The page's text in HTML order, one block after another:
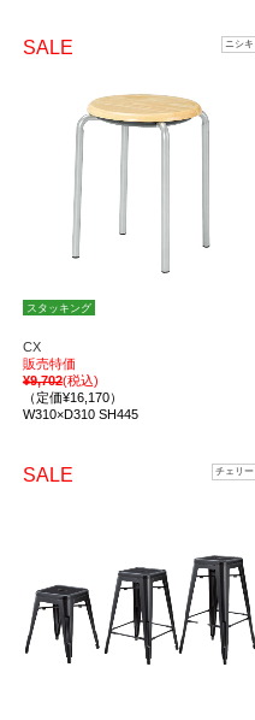
SALE ニシキ
スタッキング
CX
販売特価
¥9,702(税込)
（定価¥16,170）
W310×D310 SH445
SALE チェリー